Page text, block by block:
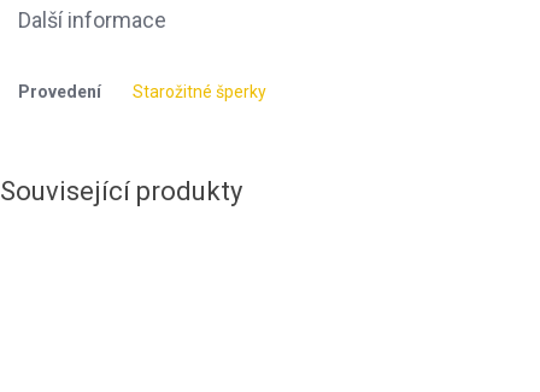
Další informace
Provedení Starožitné šperky
Související produkty